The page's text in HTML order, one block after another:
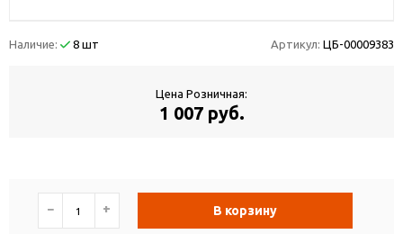
Наличие: 8 шт Артикул: ЦБ-00009383
Цена Розничная:
1 007 руб.
− + В корзину